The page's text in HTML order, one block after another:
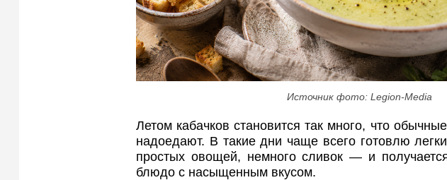
Источник фото: Legion-Media
Летом кабачков становится так много, что
надоедают. В такие дни чаще всего готовлю
простых овощей, немного сливок — и
блюдо с насыщенным вкусом.